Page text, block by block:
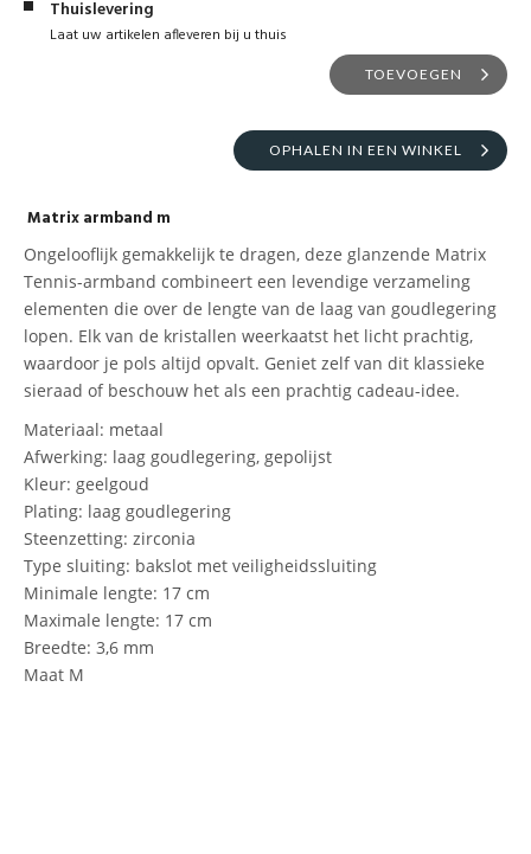
Thuislevering
Laat uw artikelen afleveren bij u thuis
TOEVOEGEN
OPHALEN IN EEN WINKEL
Matrix armband m
Ongelooflijk gemakkelijk te dragen, deze glanzende Matrix
Tennis-armband combineert een levendige verzameling
elementen die over de lengte van de laag van goudlegering
lopen. Elk van de kristallen weerkaatst het licht prachtig,
waardoor je pols altijd opvalt. Geniet zelf van dit klassieke
sieraad of beschouw het als een prachtig cadeau-idee.
Materiaal: metaal
Afwerking: laag goudlegering, gepolijst
Kleur: geelgoud
Plating: laag goudlegering
Steenzetting: zirconia
Type sluiting: bakslot met veiligheidssluiting
Minimale lengte: 17 cm
Maximale lengte: 17 cm
Breedte: 3,6 mm
Maat M